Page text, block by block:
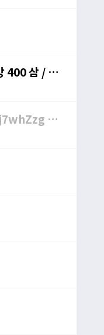
400 삼 / 공
/